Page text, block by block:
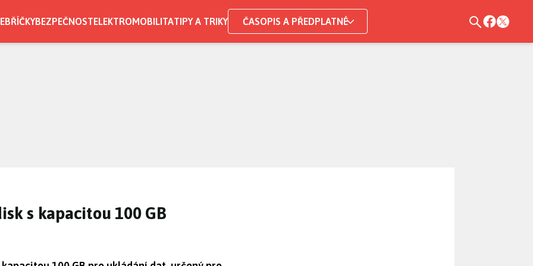
BEZPEČNOSTELEKTROMOBILITATIPY A TRIKY ČASOPIS A PŘEDPLATNÉ
s kapacitou 100 GB